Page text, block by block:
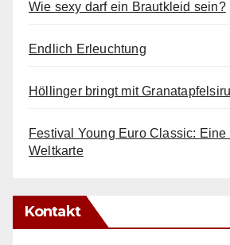
Wie sexy darf ein Brautkleid sein?
Endlich Erleuchtung
Höllinger bringt mit
Festival Young Euro Classic:
Weltkarte
Kontakt